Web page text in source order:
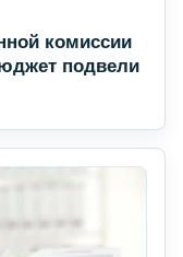
комиссии
подвели